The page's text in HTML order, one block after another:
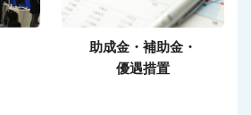
助成金・補助金・
優遇措置